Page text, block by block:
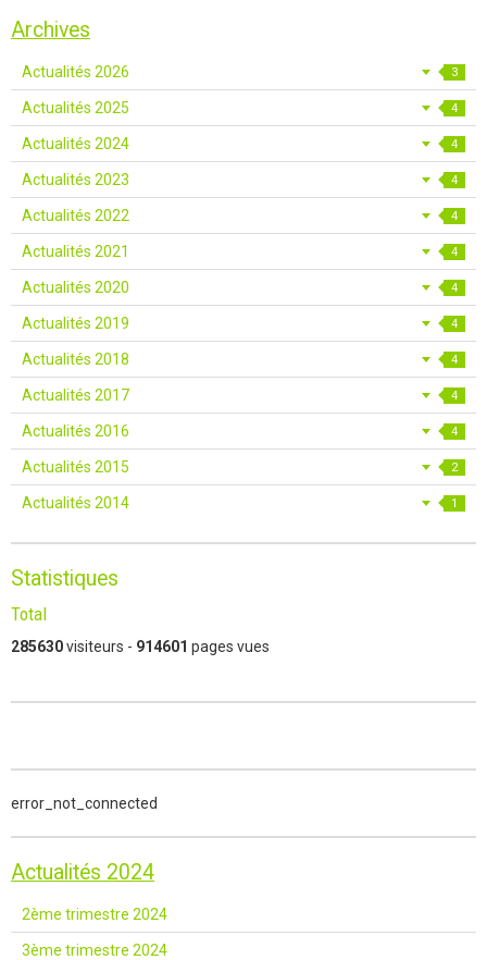
Archives
Actualités 2026 3
Actualités 2025 4
Actualités 2024 4
Actualités 2023 4
Actualités 2022 4
Actualités 2021 4
Actualités 2020 4
Actualités 2019 4
Actualités 2018 4
Actualités 2017 4
Actualités 2016 4
Actualités 2015 2
Actualités 2014 1
Statistiques
Total
285630visiteurs - 914601 pages vues
error_not_connected
Actualités 2024
2ème trimestre 2024
3ème trimestre 2024